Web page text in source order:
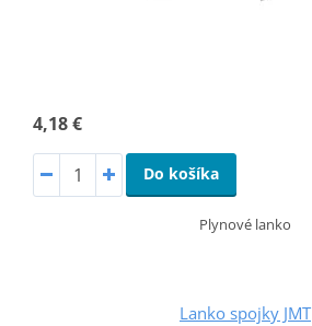
4,18 €
Do košíka
Plynové lanko
Lanko spojky JMT